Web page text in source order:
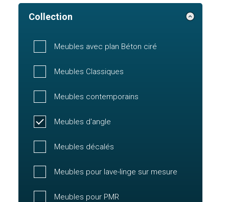
Collection
Meubles avec plan Béton ciré
Meubles Classiques
Meubles contemporains
Meubles d'angle
Meubles décalés
Meubles pour lave-linge sur mesure
Meubles pour PMR